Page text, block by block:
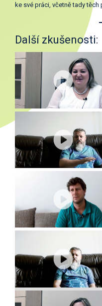
ke své práci, včetně tady těch
Další zkušenosti: